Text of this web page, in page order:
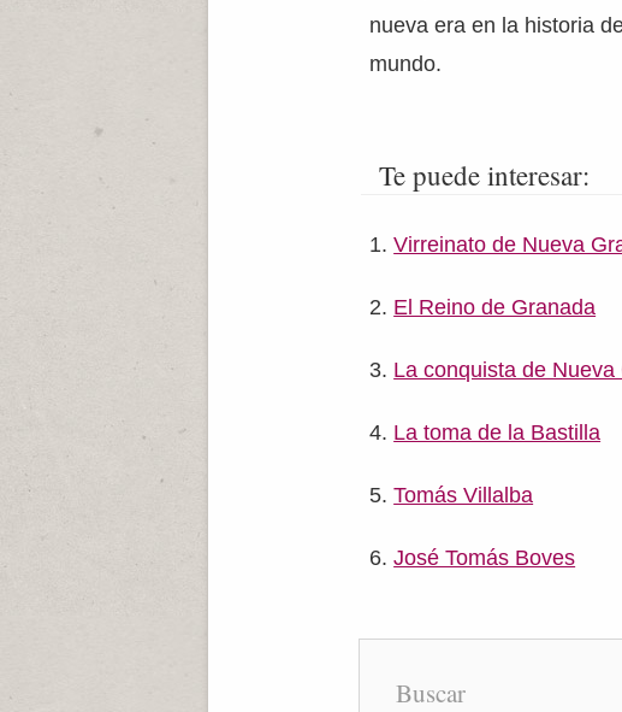
nueva era en la historia
mundo.
Te puede interesar:
Virreinato de Nueva
El Reino de Granada
La conquista de Nueva
La toma de la Bastilla
Tomás Villalba
José Tomás Boves
Buscar